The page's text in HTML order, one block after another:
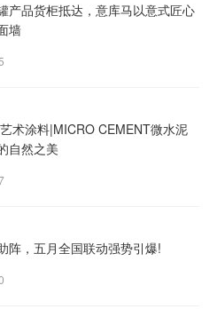
产品货柜抵达，意库马以意式匠心
墙
术涂料|MICRO CEMENT微水泥
自然之美
阵，五月全国联动强势引爆!